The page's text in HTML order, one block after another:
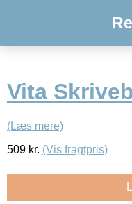
Vita
(Læs mere)
509 kr. (Vis fragtpris)